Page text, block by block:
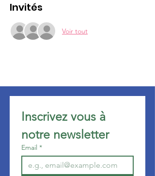
Invités
Voir tout
Inscrivez vous à
notre newsletter
Email *